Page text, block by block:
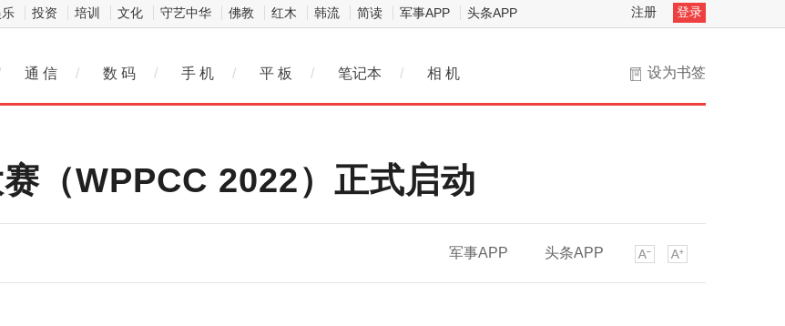
投资 培训 文化 守艺中华 佛教 红木 韩流 简读 军事APP 头条APP 注册 登录
设为书签
通 信 / 数 码 / 手 机 / 平 板 / 笔记本 / 相 机
（WPPCC 2022）正式启动
军事APP 头条APP